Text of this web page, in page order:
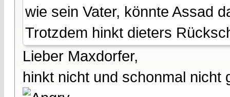
wie sein Vater, könnte Assad
Trotzdem hinkt dieters
Lieber Maxdorfer,
hinkt nicht und schonmal nicht